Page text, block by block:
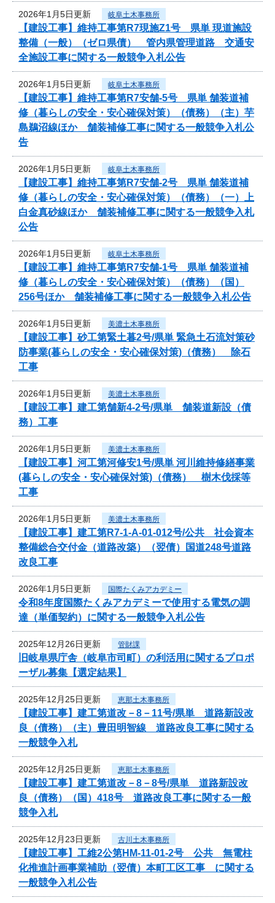
2026年1月5日更新 岐阜土木事務所
【建設工事】維持工事第R7現施Z1号 県単 現道施設
整備（一般）（ゼロ県債） 管内県管理道路 交通安
全施設工事に関する一般競争入札公告
2026年1月5日更新 岐阜土木事務所
【建設工事】維持工事第R7安舗-5号 県単 舗装道補
修（暮らしの安全・安心確保対策）（債務）（主）芋
島鵜沼線ほか 舗装補修工事に関する一般競争入札公
告
2026年1月5日更新 岐阜土木事務所
【建設工事】維持工事第R7安舗-2号 県単 舗装道補
修（暮らしの安全・安心確保対策）（債務）（一）上
白金真砂線ほか 舗装補修工事に関する一般競争入札
公告
2026年1月5日更新 岐阜土木事務所
【建設工事】維持工事第R7安舗-1号 県単 舗装道補
修（暮らしの安全・安心確保対策）（債務）（国）
256号ほか 舗装補修工事に関する一般競争入札公告
2026年1月5日更新 美濃土木事務所
【建設工事】砂工第緊土暮2号/県単 緊急土石流対策砂
防事業(暮らしの安全・安心確保対策)（債務） 除石
工事
2026年1月5日更新 美濃土木事務所
【建設工事】建工第舗新4-2号/県単 舗装道新設（債
務）工事
2026年1月5日更新 美濃土木事務所
【建設工事】河工第河修安1号/県単 河川維持修繕事業
(暮らしの安全・安心確保対策)（債務） 樹木伐採等
工事
2026年1月5日更新 美濃土木事務所
【建設工事】建工第R7-1-A-01-012号/公共 社会資本
整備総合交付金（道路改築）（翌債）国道248号道路
改良工事
2026年1月5日更新 国際たくみアカデミー
令和8年度国際たくみアカデミーで使用する電気の調
達（単価契約）に関する一般競争入札公告
2025年12月26日更新 管財課
旧岐阜県庁舎（岐阜市司町）の利活用に関するプロポ
ーザル募集【選定結果】
2025年12月25日更新 恵那土木事務所
【建設工事】建工第道改－8－11号/県単 道路新設改
良（債務）（主）豊田明智線 道路改良工事に関する
一般競争入札
2025年12月25日更新 恵那土木事務所
【建設工事】建工第道改－8－8号/県単 道路新設改
良（債務）（国）418号 道路改良工事に関する一般
競争入札
2025年12月23日更新 古川土木事務所
【建設工事】工維2公第HM-11-01-2号 公共 無電柱
化推進計画事業補助（翌債）本町工区工事 に関する
一般競争入札公告